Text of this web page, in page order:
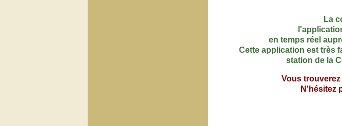
La
en temps réel
Cette application est très
station de la
Vous
N'hésitez